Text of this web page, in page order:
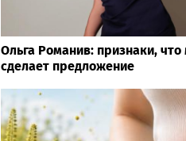
Ольга Романив: признаки,
сделает предложение